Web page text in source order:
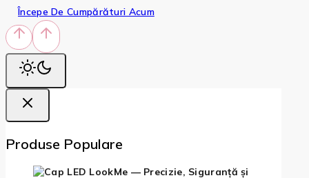
Începe De Cumpărături Acum
Produse Populare